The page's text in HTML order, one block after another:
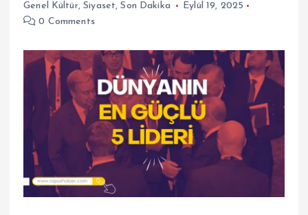
Genel Kültür,Siyaset,Son Dakika
Eylül 19, 2025
0 Comments